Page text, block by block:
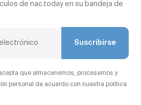
de nac.today en su bandeja de
Suscribirse
que almacenemos, procesemos y
personal de acuerdo con nuestra política